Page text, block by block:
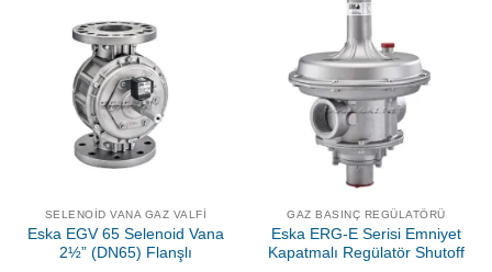
SELENOID VANA GAZ VALFI
Eska EGV 65 Selenoid Vana
2½” (DN65) Flanşlı
GAZ BASINÇ REGÜLATÖRÜ
Eska ERG-E Serisi Emniyet
Kapatmalı Regülatör Shutoff